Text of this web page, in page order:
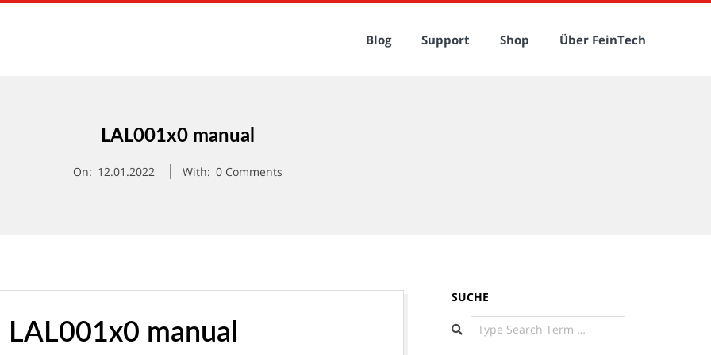
Blog Support Shop Über FeinTech
LAL001x0 manual
On: 12.01.2022 With: 0 Comments
LAL001x0 manual
SUCHE
Search